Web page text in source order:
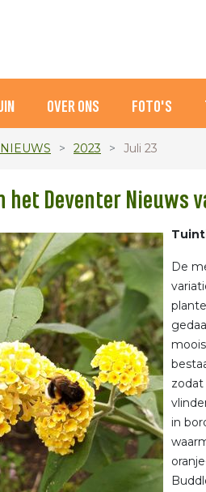
OVER ONS FOTO'S
2023 Juli 23
het Deventer Nieuws
De
in